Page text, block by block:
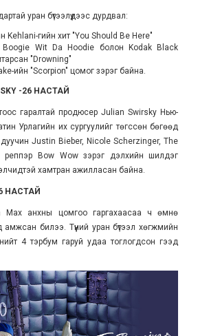
уран бүтээлүүдээс дурдвал:
Kehlani-гийн хит "You Should Be Here"
Boogie Wit Da Hoodie болон Kodak Black
"Drowning"
ийн "Scorpion" цомог зэрэг байна.
-26 НАСТАЙ
гаралтай продюсер Julian Swirsky Нью-
Урлагийн их сургуулийг төгссөн бөгөөд
дуучин Justin Bieber, Nicole Scherzinger, The
Bow Wow зэрэг дэлхийн шилдэг
хамтран ажилласан байна.
НАСТАЙ
Max анхны цомгоо гаргахаасаа ч өмнө
билээ. Түүний уран бүтээл хөгжмийн
4 тэрбум гаруй удаа тоглогдсон гээд